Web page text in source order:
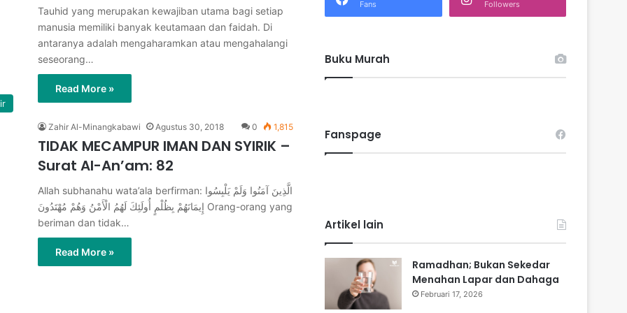
Tauhid yang merupakan kewajiban utama bagi setiap
manusia memiliki banyak keutamaan dan faidah. Di
antaranya adalah mengaharamkan atau mengahalangi
seseorang…
Read More »
Zahir Al-Minangkabawi Agustus 30, 2018 0 1,815
TIDAK MECAMPUR IMAN DAN SYIRIK –
Surat Al-An’am: 82
Allah subhanahu wata’ala berfirman: الَّذِينَ آمَنُوا وَلَمْ يَلْبِسُوا
إِيمَانَهُمْ بِظُلْمٍ أُولَئِكَ لَهُمُ الْأَمْنُ وَهُمْ مُهْتَدُونَ Orang-orang yang
beriman dan tidak…
Read More »
k
:
Fans Followers
Buku Murah
Fanspage
Artikel lain
Ramadhan; Bukan Sekedar
Menahan Lapar dan Dahaga
Februari 17, 2026